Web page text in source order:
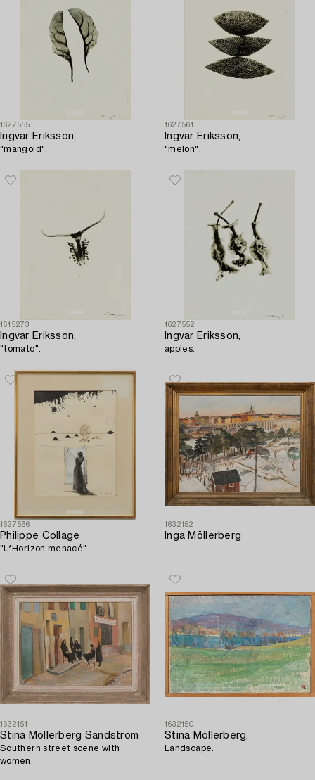
1627555
Ingvar Eriksson,
"mangold".
1627561
Ingvar Eriksson,
"melon".
1615273
Ingvar Eriksson,
"tomato".
1627552
Ingvar Eriksson,
apples.
1627566
Philippe Collage
"L*Horizon menacé".
1632152
Inga Möllerberg
1632151
Stina Möllerberg Sandström
Southern street scene with
women.
1632150
Stina Möllerberg,
Landscape.